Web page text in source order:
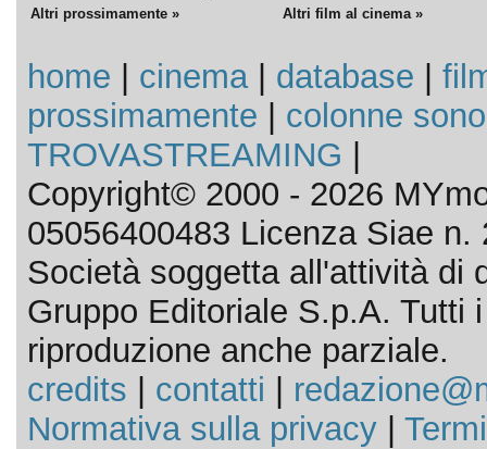
Altri prossimamente » Altri film al cinema »
home cinema| database
prossimamente
colonne
TROVASTREAMING
Copyright© 2000 - 2026
05056400483 Licenza Siae n.
Società soggetta all'attività di
Gruppo Editoriale S.p.A. Tutti
riproduzione anche parziale.
credits
contatti
Normativa sulla privacy|